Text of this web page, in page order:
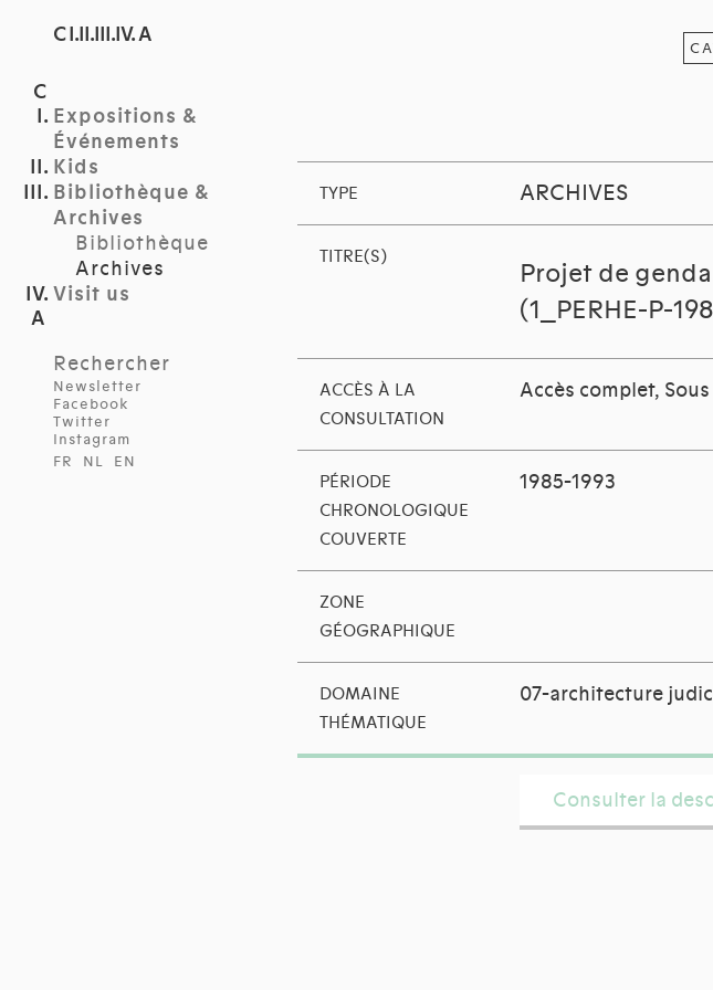
C I.II.III.IV. A
Expositions &
Événements
Kids
Bibliothèque &
Archives
Bibliothèque
Archives
Visit us
Rechercher
Newsletter
Facebook
Twitter
Instagram
FR
NL EN
TYPE ARCHIVES
TITRE(S)
Projet de
(1_PERHE-P-
ACCÈS À LA
CONSULTATION
Accès complet,
PÉRIODE
CHRONOLOGIQUE
COUVERTE
1985-1993
ZONE
GÉOGRAPHIQUE
DOMAINE
THÉMATIQUE
07-architecture
Consulter la